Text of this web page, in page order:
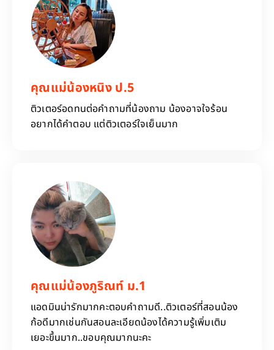
คุณแม่น้องหนิง ป.5
ติวเตอร์อดทนต่อคำถามที่น้องถาม น้องอาจใจร้อน
อยากได้คำตอบ แต่ติวเตอร์ใจเย็นมาก
คุณแม่น้องภูริณท์ ม.1
แอดมินน่ารักมากคะตอบคำถามดี..ติวเตอร์ที่สอนน้อง
ก้อดีมากเช่นกันสอนละเอียดน้องได้ความรู้เพิ่มเติม
เยอะขึ้นมาก..ขอบคุณมากนะคะ